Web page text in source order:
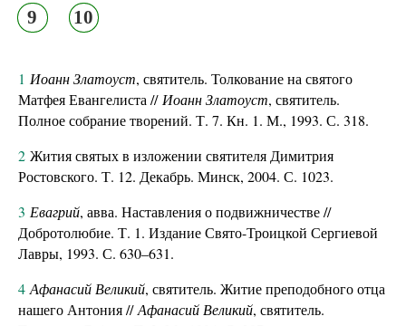
9 10
1 Иоанн Златоуст, святитель. Толкование на святого
Матфея Евангелиста // Иоанн Златоуст, святитель.
Полное собрание творений. Т. 7. Кн. 1. М., 1993. С. 318.
2 Жития святых в изложении святителя Димитрия
Ростовского. Т. 12. Декабрь. Минск, 2004. С. 1023.
3 Евагрий, авва. Наставления о подвижничестве //
Добротолюбие. Т. 1. Издание Свято-Троицкой Сергиевой
Лавры, 1993. С. 630–631.
4 Афанасий Великий, святитель. Житие преподобного отца
нашего Антония //Афанасий Великий, святитель.